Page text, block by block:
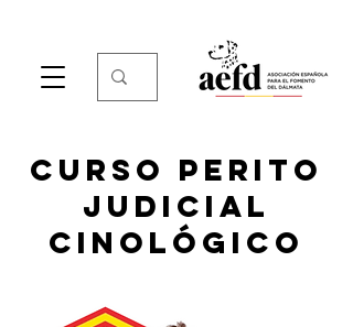
CURSO PERITO
JUDICIAL
CINOLÓGICO